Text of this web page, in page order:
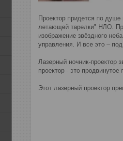
Проектор придется по
летающей тарелки" НЛО.
изображение звëздного
управления. И все это –
Лазерный ночник-проектор
проектор - это
Этот лазерный проектор